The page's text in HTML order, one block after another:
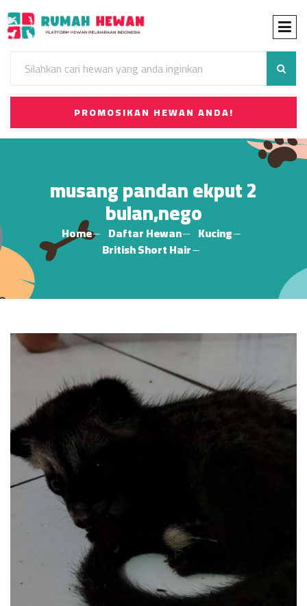
PROMOSIKAN HEWAN ANDA!
musang pandan ekput 2
bulan,nego
Home Daftar Hewan
Kucing
British Short Hair